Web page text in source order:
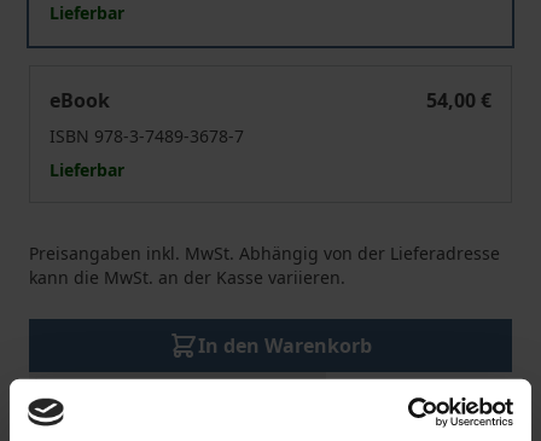
Lieferbar
eBook
54,00 €
ISBN 978-3-7489-3678-7
Lieferbar
Preisangaben inkl. MwSt. Abhängig von der Lieferadresse
kann die MwSt. an der Kasse variieren.
In den Warenkorb
Zur Wunschliste hinzufügen
Hinweise zu Versandkosten